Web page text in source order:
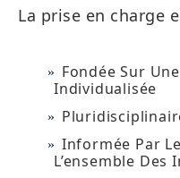
La prise en charge
Fondée Sur
Individualisée
Informée Par
L’ensemble